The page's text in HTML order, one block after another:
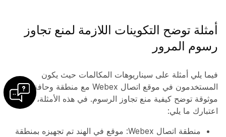
أمثلة توضح التكوينات اللازمة لمنع تجاوز
رسوم المرور
فيما يلي أمثلة على سيناريوهات المكالمات حيث يكون
المستخدمون في موقع اتصال Webex مع منطقة وحافة شبكة
موثوقة توضح كيفية منع تجاوز الرسوم. في هذه الأمثلة، ضع في
اعتبارك ما يلي:
منطقة اتصال Webex: موقع في الهند تم تجهيزه بمنطقة